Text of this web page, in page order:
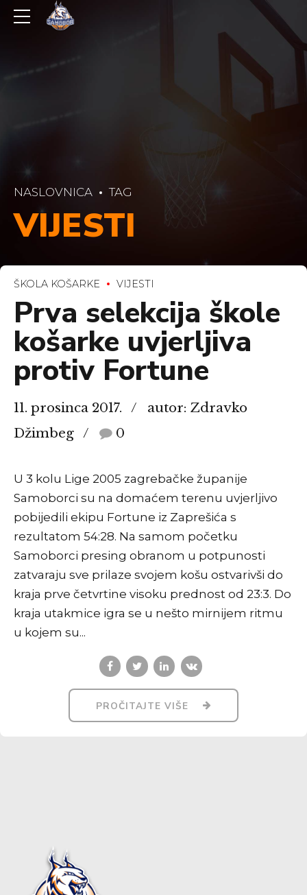
NASLOVNICA TAG
VIJESTI
ŠKOLA KOŠARKE VIJESTI
Prva selekcija škole
košarke uvjerljiva
protiv Fortune
11. prosinca 2017.
autor: Zdravko
Džimbeg
0
U 3 kolu Lige 2005 zagrebačke županije
Samoborci su na domaćem terenu uvjerljivo
pobijedili ekipu Fortune iz Zaprešića s
rezultatom 54:28. Na samom početku
Samoborci presing obranom u potpunosti
zatvaraju sve prilaze svojem košu ostvarivši do
kraja prve četvrtine visoku prednost od 23:3. Do
kraja utakmice igra se u nešto mirnijem ritmu
u kojem su...
PROČITAJTE VIŠE